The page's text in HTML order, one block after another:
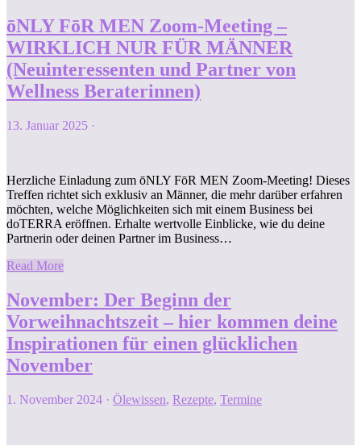
ōNLY FōR MEN Zoom-Meeting –
WIRKLICH NUR FÜR MÄNNER
(Neuinteressenten und Partner von
Wellness Beraterinnen)
13. Januar 2025 ·
Herzliche Einladung zum ōNLY FōR MEN Zoom-Meeting! Dieses
Treffen richtet sich exklusiv an Männer, die mehr darüber erfahren
möchten, welche Möglichkeiten sich mit einem Business bei
doTERRA eröffnen. Erhalte wertvolle Einblicke, wie du deine
Partnerin oder deinen Partner im Business…
Read More
November: Der Beginn der
Vorweihnachtszeit – hier kommen deine
Inspirationen für einen glücklichen
November
1. November 2024 · Ölewissen, Rezepte, Termine